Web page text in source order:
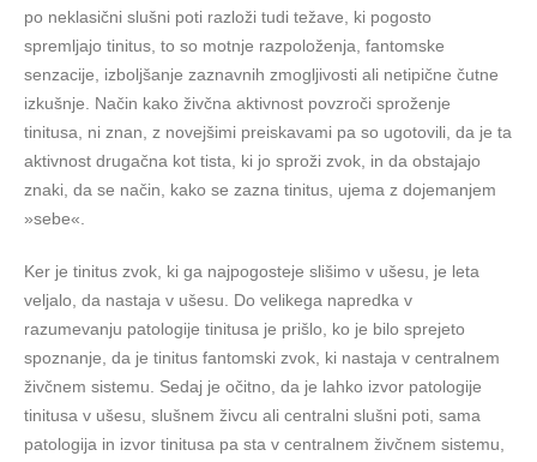
po neklasični slušni poti razloži tudi težave, ki pogosto
spremljajo tinitus, to so motnje razpoloženja, fantomske
senzacije, izboljšanje zaznavnih zmogljivosti ali netipične čutne
izkušnje. Način kako živčna aktivnost povzroči sproženje
tinitusa, ni znan, z novejšimi preiskavami pa so ugotovili, da je ta
aktivnost drugačna kot tista, ki jo sproži zvok, in da obstajajo
znaki, da se način, kako se zazna tinitus, ujema z dojemanjem
»sebe«.
Ker je tinitus zvok, ki ga najpogosteje slišimo v ušesu, je leta
veljalo, da nastaja v ušesu. Do velikega napredka v
razumevanju patologije tinitusa je prišlo, ko je bilo sprejeto
spoznanje, da je tinitus fantomski zvok, ki nastaja v centralnem
živčnem sistemu. Sedaj je očitno, da je lahko izvor patologije
tinitusa v ušesu, slušnem živcu ali centralni slušni poti, sama
patologija in izvor tinitusa pa sta v centralnem živčnem sistemu,